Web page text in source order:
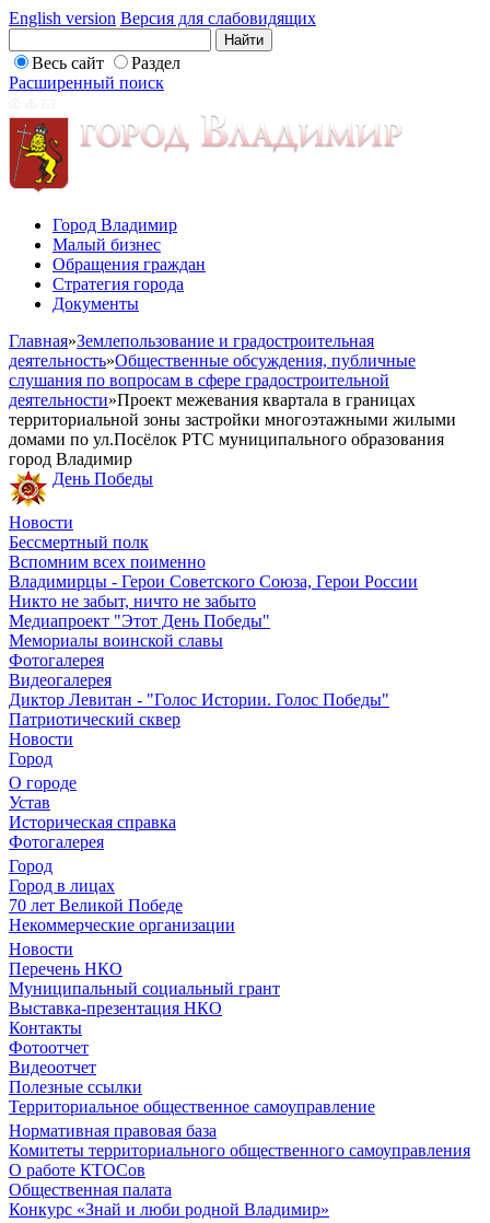
English version Версия для слабовидящих
Весь сайт
Раздел
Расширенный поиск
Город Владимир
Малый бизнес
Обращения граждан
Стратегия города
Документы
Главная»Землепользование и градостроительная
деятельность»Общественные обсуждения, публичные
слушания по вопросам в сфере градостроительной
деятельности»Проект межевания квартала в границах
территориальной зоны застройки многоэтажными жилыми
домами по ул.Посёлок РТС муниципального образования
город Владимир
День Победы
Новости
Бессмертный полк
Вспомним всех поименно
Владимирцы - Герои Советского Союза, Герои России
Никто не забыт, ничто не забыто
Медиапроект "Этот День Победы"
Мемориалы воинской славы
Фотогалерея
Видеогалерея
Диктор Левитан - "Голос Истории. Голос Победы"
Патриотический сквер
Новости
Город
О городе
Устав
Историческая справка
Фотогалерея
Город
Город в лицах
70 лет Великой Победе
Некоммерческие организации
Новости
Перечень НКО
Муниципальный социальный грант
Выставка-презентация НКО
Контакты
Фотоотчет
Видеоотчет
Полезные ссылки
Территориальное общественное самоуправление
Нормативная правовая база
Комитеты территориального общественного самоуправления
О работе КТОСов
Общественная палата
Конкурс «Знай и люби родной Владимир»